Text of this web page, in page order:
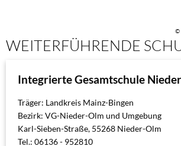
©
WEITERFÜHRENDE
Integrierte Gesamtschule
Träger: Landkreis Mainz-Bingen
Bezirk: VG-Nieder-Olm und Umgebung
Karl-Sieben-Straße, 55268 Nieder-Olm
Tel.: 06136 - 952810